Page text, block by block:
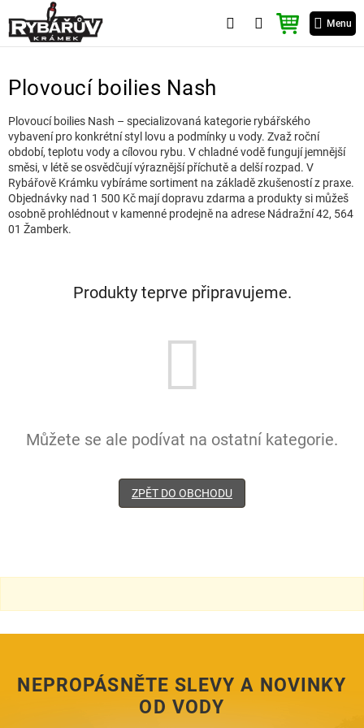
na
obsah
Menu
NÁKUPNÍ
KOŠÍK
Plovoucí boilies Nash
Plovoucí boilies Nash – specializovaná kategorie rybářského
vybavení pro konkrétní styl lovu a podmínky u vody. Zvaž roční
období, teplotu vody a cílovou rybu. V chladné vodě fungují jemnější
směsi, v létě se osvědčují výraznější příchutě a delší rozpad. V
Rybářově Krámku vybíráme sortiment na základě zkušeností z praxe.
Objednávky nad 1 500 Kč mají dopravu zdarma a produkty si můžeš
osobně prohlédnout v kamenné prodejně na adrese Nádražní 42, 564
01 Žamberk.
Produkty teprve připravujeme.
Můžete se ale podívat na ostatní kategorie.
ZPĚT DO OBCHODU
NEPROPÁSNĚTE SLEVY A NOVINKY
OD VODY